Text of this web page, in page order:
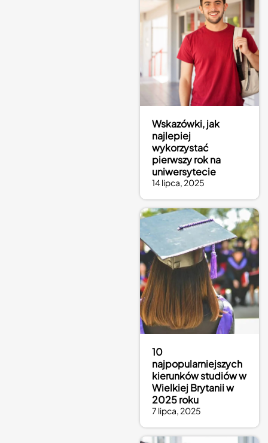
Wskazówki, jak
najlepiej
wykorzystać
pierwszy rok na
uniwersytecie
14 lipca, 2025
10
najpopularniejszych
kierunków studiów w
Wielkiej Brytanii w
2025 roku
7 lipca, 2025